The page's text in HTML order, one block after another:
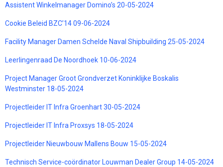
Assistent Winkelmanager Domino’s 20-05-2024
Cookie Beleid BZC’14 09-06-2024
Facility Manager Damen Schelde Naval Shipbuilding 25-05-2024
Leerlingenraad De Noordhoek 10-06-2024
Project Manager Groot Grondverzet Koninklijke Boskalis
Westminster 18-05-2024
Projectleider IT Infra Groenhart 30-05-2024
Projectleider IT Infra Proxsys 18-05-2024
Projectleider Nieuwbouw Mallens Bouw 15-05-2024
Technisch Service-coördinator Louwman Dealer Group 14-05-2024